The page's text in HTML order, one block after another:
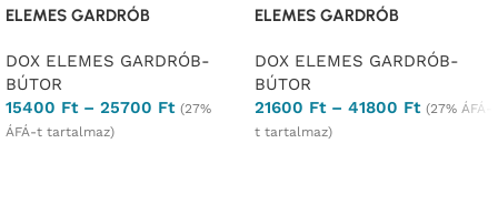
ELEMES GARDRÓB
DOX ELEMES GARDRÓB-
BÚTOR
15400 Ft – 25700 Ft (27%
ÁFÁ-t tartalmaz)
ELEMES GARDRÓB
DOX ELEMES GARDRÓB-
BÚTOR
21600 Ft – 41800 Ft (27% ÁFÁ-
t tartalmaz)